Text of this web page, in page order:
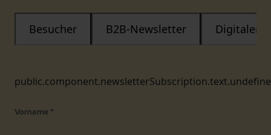
Besucher B2B-Newsletter Digitaler
Vorname *